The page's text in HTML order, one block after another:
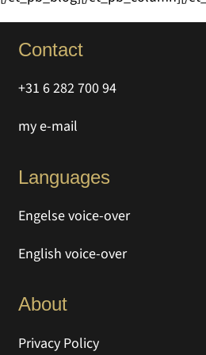
Contact
+31 6 282 700 94
my e-mail
Languages
Engelse voice-over
English voice-over
About
Privacy Policy